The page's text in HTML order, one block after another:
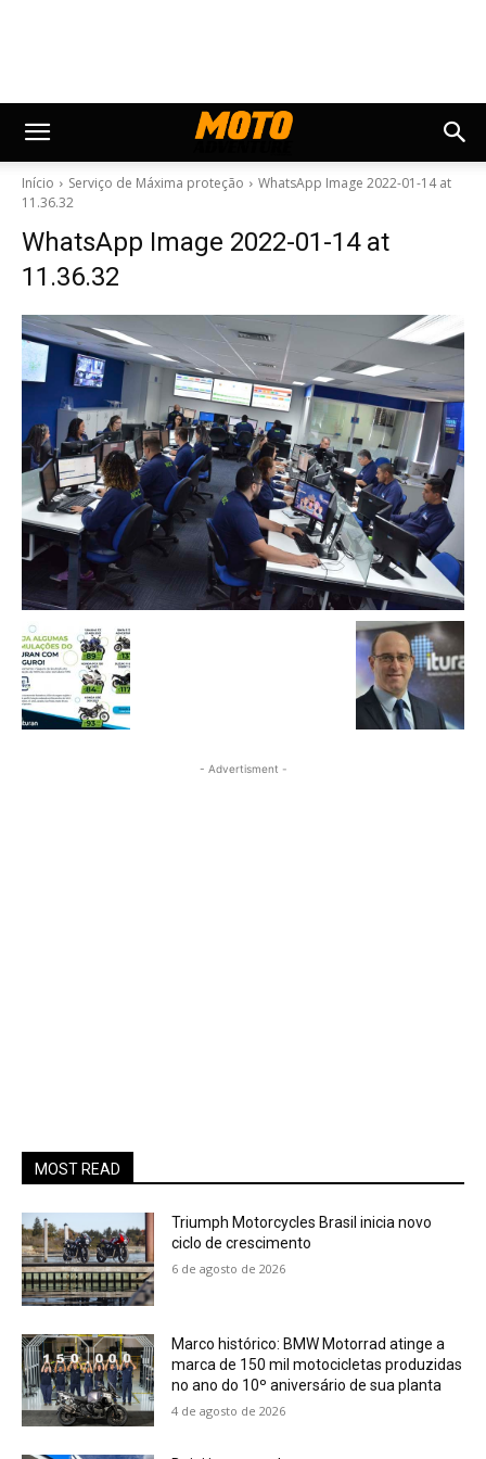
Início Serviço de Máxima proteção
WhatsApp Image 2022-01-14 at
11.36.32
WhatsApp Image 2022-01-14 at
11.36.32
- Advertisment -
MOST READ
Triumph Motorcycles Brasil inicia novo
ciclo de crescimento
6 de agosto de 2026
Marco histórico: BMW Motorrad atinge a
marca de 150 mil motocicletas produzidas
no ano do 10º aniversário de sua planta
4 de agosto de 2026